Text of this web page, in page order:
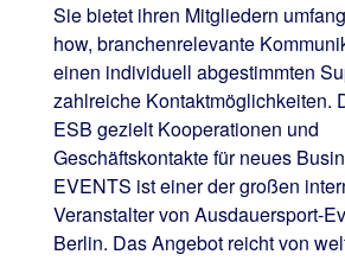
Sie bietet ihren Mitgliedern
how, branchenrelevante
einen individuell abgestimmten
zahlreiche Kontaktmöglichkeiten.
ESB gezielt Kooperationen und
Geschäftskontakte für neues
EVENTS ist einer der großen
Veranstalter von Ausdauersport-
Berlin. Das Angebot reicht von